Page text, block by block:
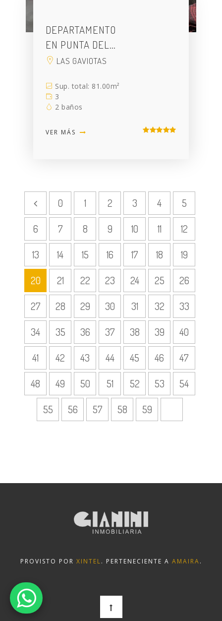
DEPARTAMENTO
EN PUNTA DEL…
LAS GAVIOTAS
Sup. total: 81.00m²
3
2 baños
VER MÁS
0 1 2 3 4
5
6
7 8 9 10 11
12
13
14 15 16 17 18
19
20
21 22 23 24 25
26
27
28 29 30 31 32
33
34
35 36 37 38 39
40
41
42 43 44 45 46
47
48
49 50 51 52 53
54
55
56 57 58 59
PROVISTO POR XINTEL. PERTENECIENTE A AMAIRA.